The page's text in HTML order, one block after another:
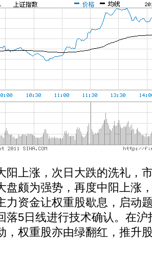
上涨，次日大跌的洗礼，
盘颇为强势，再度中阳上涨
力资金让权重股歇息，启动
落5日线进行技术确认。在
，权重股亦由绿翻红，推升